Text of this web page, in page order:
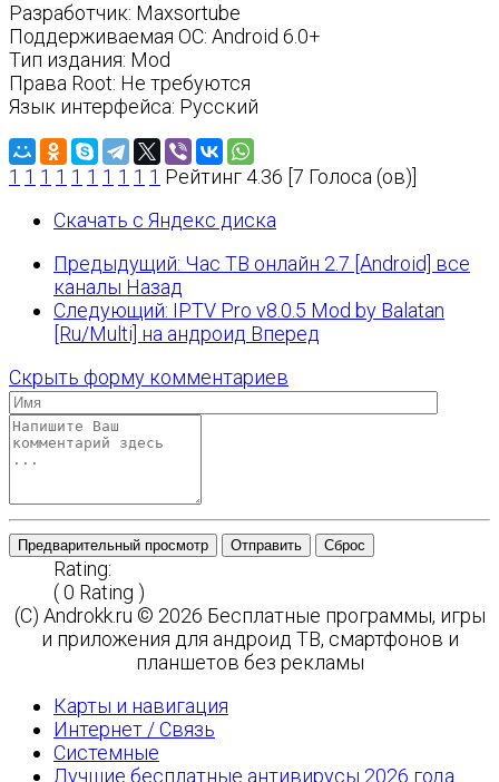
Разработчик: Maxsortube
Поддерживаемая ОС: Android 6.0+
Тип издания: Mod
Права Root: Не требуются
Язык интерфейса: Русский
1 1 1 1 1 1 1 1 1 1 Рейтинг 4.36 [7 Голоса (ов)]
Скачать с Яндекс диска
Предыдущий: Час ТВ онлайн 2.7 [Android] все
каналы Назад
Следующий: IPTV Pro v8.0.5 Mod by Balatan
[Ru/Multi] на андроид Вперед
Скрыть форму комментариев
Предварительный просмотр Отправить Сброс
Rating:
( 0 Rating )
(C) Androkk.ru © 2026 Бесплатные программы, игры
и приложения для андроид ТВ, смартфонов и
планшетов без рекламы
Карты и навигация
Интернет / Связь
Системные
Лучшие бесплатные антивирусы 2026 года